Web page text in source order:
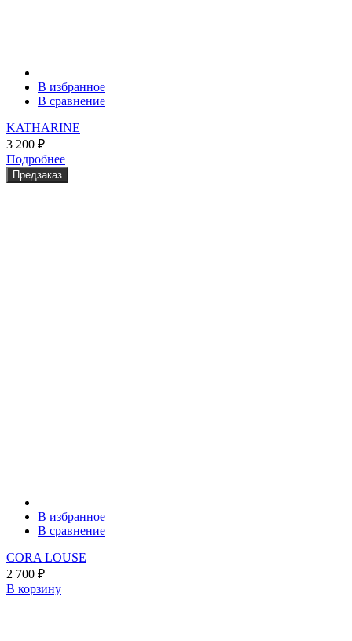
В избранное
В сравнение
KATHARINE
3 200 ₽
Подробнее
Предзаказ
В избранное
В сравнение
CORA LOUSE
2 700 ₽
В корзину